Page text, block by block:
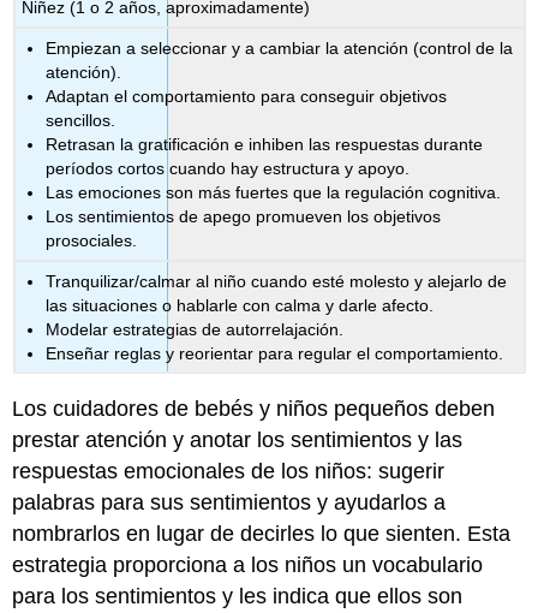
Niñez (1 o 2 años, aproximadamente)
Empiezan a seleccionar y a cambiar la atención (control de la
atención).
Adaptan el comportamiento para conseguir objetivos
sencillos.
Retrasan la gratificación e inhiben las respuestas durante
períodos cortos cuando hay estructura y apoyo.
Las emociones son más fuertes que la regulación cognitiva.
Los sentimientos de apego promueven los objetivos
prosociales.
Tranquilizar/calmar al niño cuando esté molesto y alejarlo de
las situaciones o hablarle con calma y darle afecto.
Modelar estrategias de autorrelajación.
Enseñar reglas y reorientar para regular el comportamiento.
Los cuidadores de bebés y niños pequeños deben
prestar atención y anotar los sentimientos y las
respuestas emocionales de los niños: sugerir
palabras para sus sentimientos y ayudarlos a
nombrarlos en lugar de decirles lo que sienten. Esta
estrategia proporciona a los niños un vocabulario
para los sentimientos y les indica que ellos son